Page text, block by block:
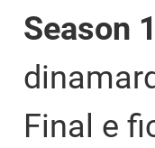
Season
Final e